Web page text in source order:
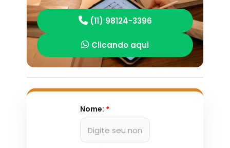
(11) 98124-3396
Clicando aqui
Nome: *